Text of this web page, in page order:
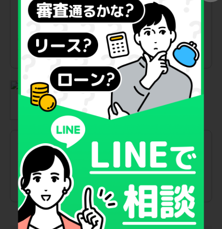
ドア付きの軽自動車に乗りたかったのですが、初期費用を全く
かけずに新車を手に入れられたおかげで生活費のバランスを崩
さずに済みました。車検やメンテナンスの時期が来るたびに家
計のやりくりで頭を悩ませる必要が一切なくなり、すべてが一
定の月額料金の中に綺麗に収まっている安心感は何物にも代え
がたいメリットだと感じています。
40代 男性
初期費用をほとんどかけずに新車に乗れる点が一番のメリット
だと感じました。税金や車検、メンテナンス費用などが月額料
金に含まれているため、急な出費がなく、家計管理がとても楽
になります。店舗での説明も分かりやすく、プランの比較もし
やすかったです。車に詳しくない方や、毎月の支出を一定にし
たい方には、安心しておすすめできるサービスだと思います。